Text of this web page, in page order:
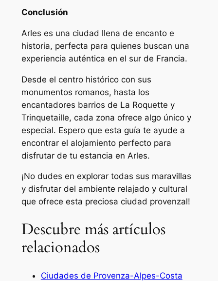
Conclusión
Arles es una ciudad llena de encanto e
historia, perfecta para quienes buscan una
experiencia auténtica en el sur de Francia.
Desde el centro histórico con sus
monumentos romanos, hasta los
encantadores barrios de La Roquette y
Trinquetaille, cada zona ofrece algo único y
especial. Espero que esta guía te ayude a
encontrar el alojamiento perfecto para
disfrutar de tu estancia en Arles.
¡No dudes en explorar todas sus maravillas
y disfrutar del ambiente relajado y cultural
que ofrece esta preciosa ciudad provenzal!
Descubre más artículos
relacionados
Ciudades de Provenza-Alpes-Costa